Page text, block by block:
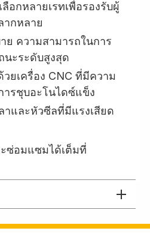
อกหลายเรทเพื่อรองรับผู้
กหลาย
ย ความสามารถในการ
นะระดับสูงสุด
ยเครื่อง CNC ที่มีความ
ารชุบอะโนไดซ์แข็ง
าและหัวซีลที่มีแรงเสียด
ซ่อมแซมได้เต็มที่